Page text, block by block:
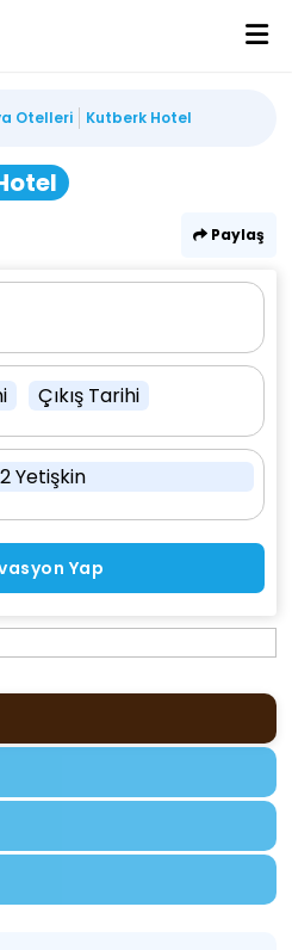
Otelleri Kutberk Hotel
Paylaş
Çıkış Tarihi
2 Yetişkin
Yap